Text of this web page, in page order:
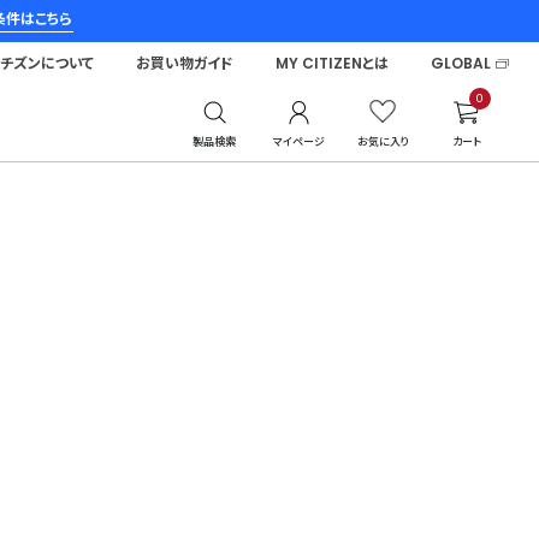
はこちら
製品検索 マイページ お気に入り
0
カート
ズンについて お買い物ガイド MY CITIZENとは GLOBAL